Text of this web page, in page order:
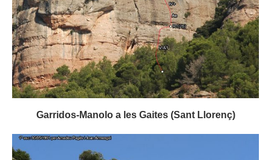
Garridos-Manolo a les Gaites (Sant Llorenç)